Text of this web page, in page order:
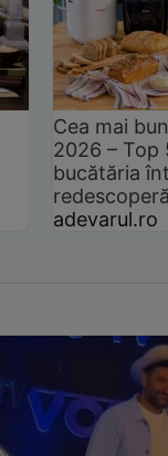
Cea mai
2026 –
bucătăria
adevarul.ro